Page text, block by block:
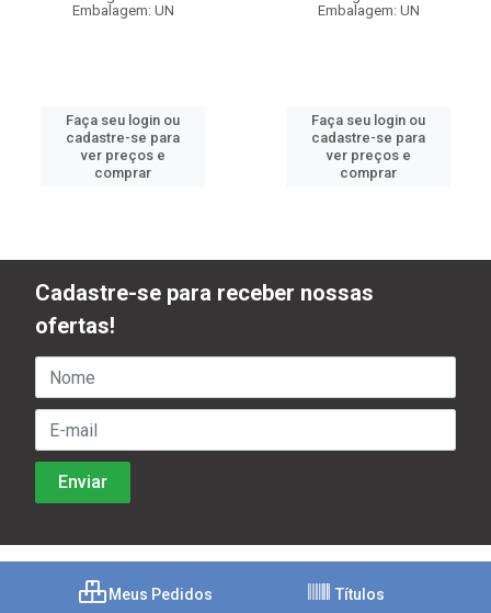
Embalagem: UN
Faça seu login ou
cadastre-se para
ver preços e
comprar
Embalagem: UN
Faça seu login ou
cadastre-se para
ver preços e
comprar
Cadastre-se para receber nossas
ofertas!
Meus Pedidos Títulos